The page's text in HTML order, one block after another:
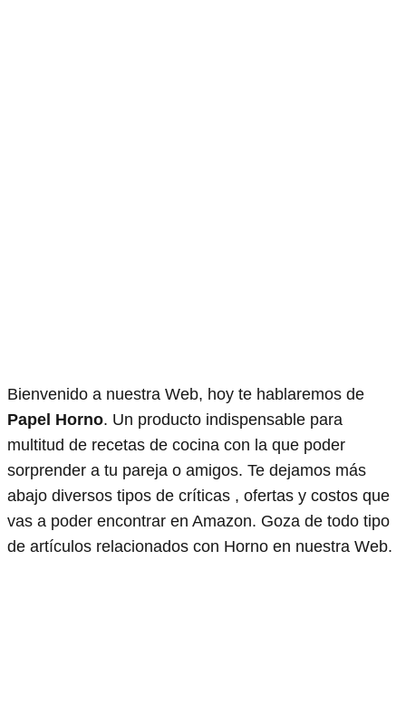
Bienvenido a nuestra Web, hoy te hablaremos de
Papel Horno. Un producto indispensable para
multitud de recetas de cocina con la que poder
sorprender a tu pareja o amigos. Te dejamos más
abajo diversos tipos de críticas , ofertas y costos que
vas a poder encontrar en Amazon. Goza de todo tipo
de artículos relacionados con Horno en nuestra Web.